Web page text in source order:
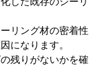
リング材の密着性
になります。
残りがないかを確